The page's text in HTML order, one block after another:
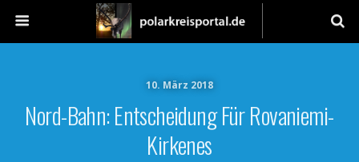
10. März 2018
Nord-Bahn: Entscheidung Für Rovaniemi-
Kirkenes